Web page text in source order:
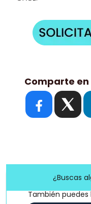
Comparte
¿Buscas
También